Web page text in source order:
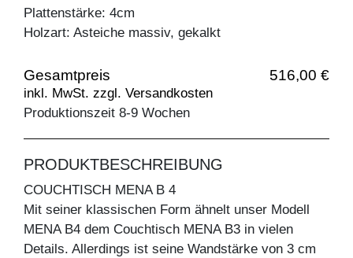
Plattenstärke: 4cm
Holzart: Asteiche massiv, gekalkt
Gesamtpreis 516,00 €
inkl. MwSt. zzgl. Versandkosten
Produktionszeit 8-9 Wochen
PRODUKTBESCHREIBUNG
COUCHTISCH MENA B 4
Mit seiner klassischen Form ähnelt unser Modell
MENA B4 dem Couchtisch MENA B3 in vielen
Details. Allerdings ist seine Wandstärke von 3 cm